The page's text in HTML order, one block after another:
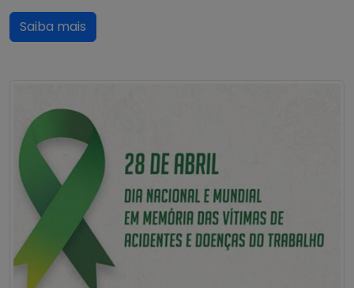
Saiba mais